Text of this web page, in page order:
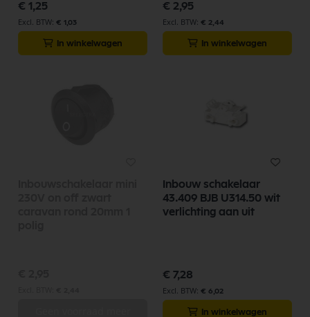
€ 1,25
€ 1,03
In winkelwagen
€ 2,95
€ 2,44
In winkelwagen
Inbouw schakelaar
43.409 BJB U314.50 wit
verlichting aan uit
€ 7,28
€ 6,02
In winkelwagen